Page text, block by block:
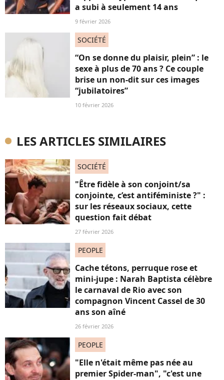
a subi à seulement 14 ans
9 février 2026
SOCIÉTÉ
“On se donne du plaisir, plein” : le
sexe à plus de 70 ans ? Ce couple
brise un non-dit sur ces images
“jubilatoires”
10 février 2026
LES ARTICLES SIMILAIRES
SOCIÉTÉ
"Être fidèle à son conjoint/sa
conjointe, c’est antiféministe ?" :
sur les réseaux sociaux, cette
question fait débat
27 février 2026
PEOPLE
Cache tétons, perruque rose et
mini-jupe : Narah Baptista célèbre
le carnaval de Rio avec son
compagnon Vincent Cassel de 30
ans son aîné
26 février 2026
PEOPLE
"Elle n'était même pas née au
premier Spider-man", "c'est une